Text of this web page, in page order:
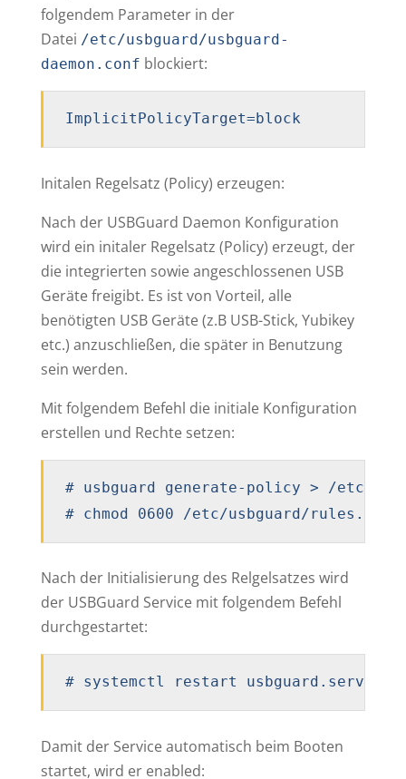
folgendem Parameter in der
Datei /etc/usbguard/usbguard-
daemon.conf blockiert:
ImplicitPolicyTarget=block
Initalen Regelsatz (Policy) erzeugen:
Nach der USBGuard Daemon Konfiguration
wird ein initaler Regelsatz (Policy) erzeugt, der
die integrierten sowie angeschlossenen USB
Geräte freigibt. Es ist von Vorteil, alle
benötigten USB Geräte (z.B USB-Stick, Yubikey
etc.) anzuschließen, die später in Benutzung
sein werden.
Mit folgendem Befehl die initiale Konfiguration
erstellen und Rechte setzen:
# usbguard generate-policy > /etc/
# chmod 0600 /etc/usbguard/rules.conf
Nach der Initialisierung des Relgelsatzes wird
der USBGuard Service mit folgendem Befehl
durchgestartet:
# systemctl restart usbguard.service
Damit der Service automatisch beim Booten
startet, wird er enabled: